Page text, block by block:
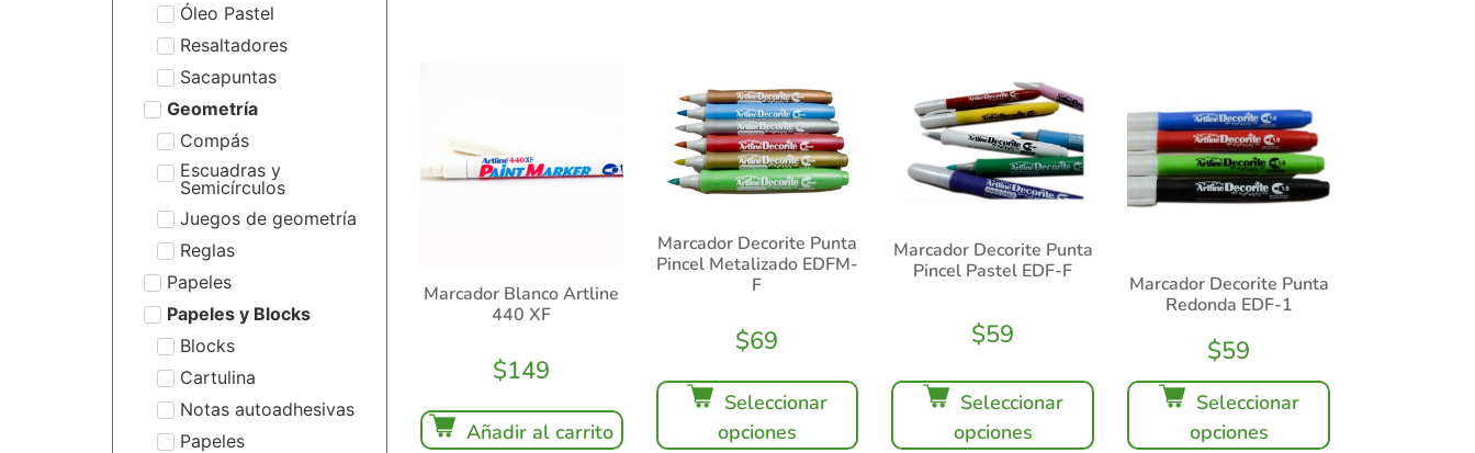
Óleo Pastel
Resaltadores
Sacapuntas
Geometría
Compás
Escuadras y
Semicírculos
Juegos de geometría
Reglas
Papeles
Papeles y Blocks
Blocks
Cartulina
Notas autoadhesivas
Papeles
Marcador Blanco Artline
440 XF
$149
Añadir al carrito
Marcador Decorite Punta
Pincel Metalizado EDFM-
F
$69
Seleccionar
opciones
Marcador Decorite Punta
Pincel Pastel EDF-F
$59
Seleccionar
opciones
Marcador Decorite Punta
Redonda EDF-1
$59
Seleccionar
opciones